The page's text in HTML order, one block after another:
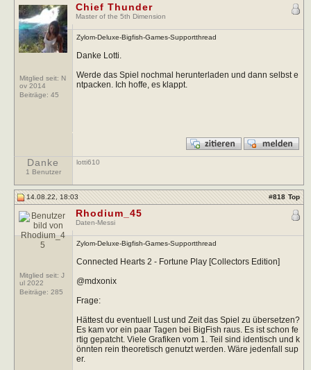
Mitglied seit: N
ov 2014
Beiträge: 45
Chief Thunder
Master of the 5th Dimension
Zylom-Deluxe-Bigfish-Games-Supportthread
Danke Lotti.
Werde das Spiel nochmal herunterladen und dann selbst e
ntpacken. Ich hoffe, es klappt.
Danke
1 Benutzer
lotti610
14.08.22, 18:03 #818 Top
Mitglied seit: J
ul 2022
Beiträge: 285
Rhodium_45
Daten-Messi
Zylom-Deluxe-Bigfish-Games-Supportthread
Connected Hearts 2 - Fortune Play [Collectors Edition]
@mdxonix
Frage:
Hättest du eventuell Lust und Zeit das Spiel zu übersetzen?
Es kam vor ein paar Tagen bei BigFish raus. Es ist schon fe
rtig gepatcht. Viele Grafiken vom 1. Teil sind identisch und k
önnten rein theoretisch genutzt werden. Wäre jedenfall sup
er.